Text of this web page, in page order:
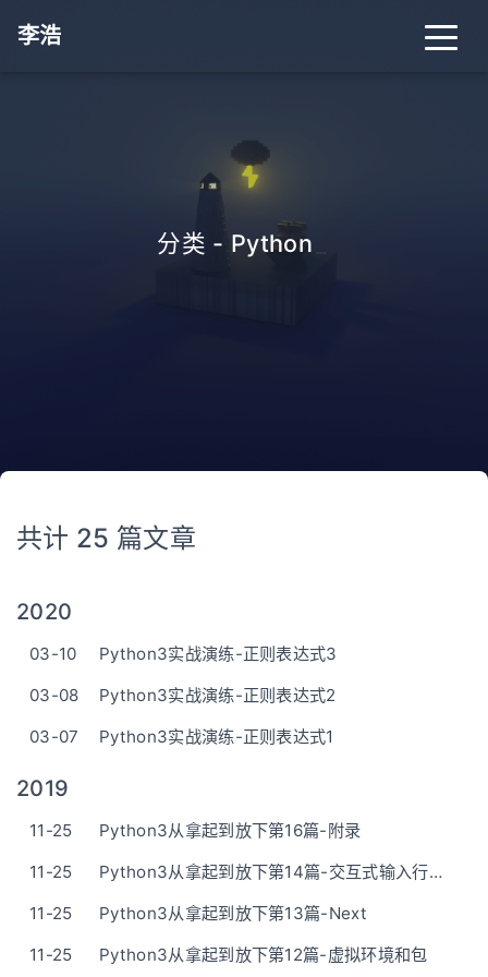
李浩
分类 - Python
共计 25 篇文章
2020
03-10
Python3实战演练-正则表达式3
03-08
Python3实战演练-正则表达式2
03-07
Python3实战演练-正则表达式1
2019
11-25
Python3从拿起到放下第16篇-附录
11-25
Python3从拿起到放下第14篇-交互式输入行编辑历史回溯
11-25
Python3从拿起到放下第13篇-Next
11-25
Python3从拿起到放下第12篇-虚拟环境和包